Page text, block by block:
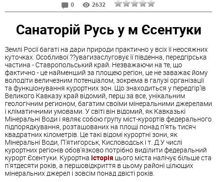
0
2632
Санаторій Русь у м Єсентуки
Землі Росії багаті на дари природи практично у всіх її неосяжних
куточках. Особливої ??увагизаслуговує її південна, передгірська
частина - Ставропольський край. Незважаючи на те, що
фактично - це найменший за площею регіон, це не заважає йому
володіти величезним потенціалом, зокрема в галузі організації
та функціонування курортних зон. Що знаходиться у передгір'їв
Великого Кавказу край відомий, перш за все, унікальним
геологічним регионом, багатим своїми мінеральними джерелами
і кліматичними умовами. У світі він відомий, як Кавказькі
Мінеральні Води і являє собою групу міст-курортів федерального
підпорядкування, розташованих на площі понад п'ять тисяч
квадратних кілометрів. Це такі відомі курортні зони, як
Мінеральні Води, П'ятигорськ, Кисловодськ і т. Д.У числі
курортних регіонів обов'язково потрібно виділити федеральний
курорт Єсентуки. Курортна історія цього міста налічує більше ста
п'ятдесяти років, а першовідкриття в цьому районі цілющих
мінеральних джерел і зовсім понад двісті років.